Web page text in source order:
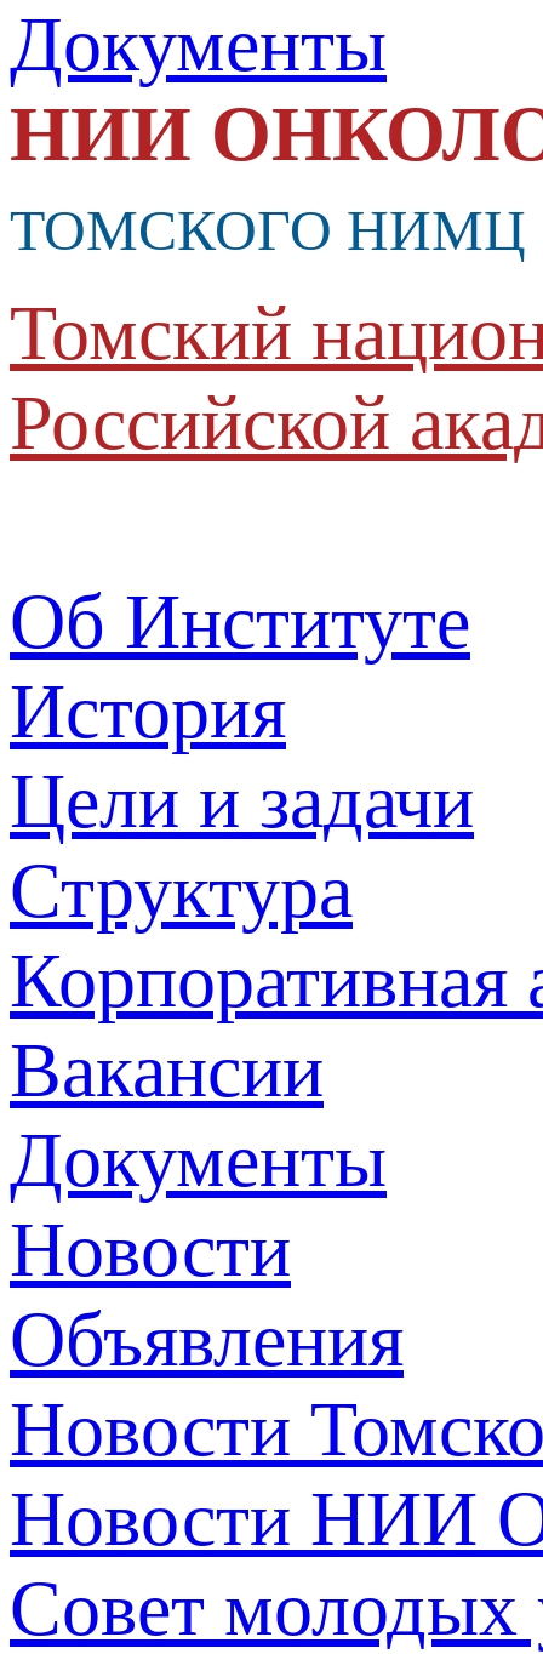
Документы
НИИ
ТОМСКОГО НИМЦ
Томский
Российской
Об Институте
История
Цели и задачи
Структура
Корпоративная
Вакансии
Документы
Новости
Объявления
Новости
Новости НИИ
Совет молодых